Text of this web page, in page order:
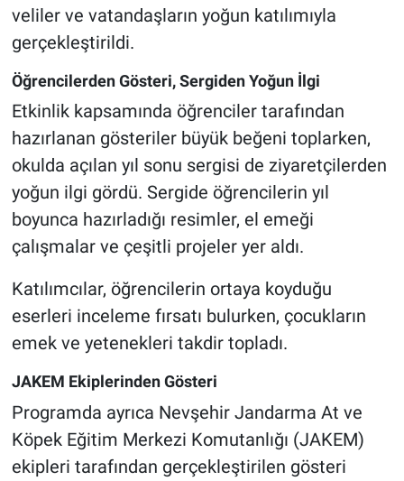
veliler ve vatandaşların yoğun katılımıyla
gerçekleştirildi.
Öğrencilerden Gösteri, Sergiden Yoğun İlgi
Etkinlik kapsamında öğrenciler tarafından
hazırlanan gösteriler büyük beğeni toplarken,
okulda açılan yıl sonu sergisi de ziyaretçilerden
yoğun ilgi gördü. Sergide öğrencilerin yıl
boyunca hazırladığı resimler, el emeği
çalışmalar ve çeşitli projeler yer aldı.
Katılımcılar, öğrencilerin ortaya koyduğu
eserleri inceleme fırsatı bulurken, çocukların
emek ve yetenekleri takdir topladı.
JAKEM Ekiplerinden Gösteri
Programda ayrıca Nevşehir Jandarma At ve
Köpek Eğitim Merkezi Komutanlığı (JAKEM)
ekipleri tarafından gerçekleştirilen gösteri
Aksaray
Kırşehir
Yerel
Genel
Asayiş
Kültür - Sanat
Politika
Magazin
Haberde İnsan